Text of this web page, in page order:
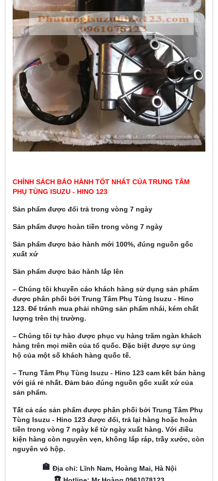
CHÍNH SÁCH BẢO HÀNH TỐT NHẤT CỦA TRUNG TÂM
PHỤ TÙNG ISUZU - HINO 123
Sản phẩm được đổi trả trong vòng 7 ngày
Sản phẩm được hoàn tiền trong vòng 7 ngày
Sản phẩm được bảo hành mới 100%, đúng nguồn gốc
xuất xứ
Sản phẩm được bảo hành lắp lên
– Chúng tôi khuyến cáo khách hàng sử dụng sản phẩm
được phân phối bởi Trung Tâm Phụ Tùng Isuzu - Hino
123. Để tránh mua phải những sản phẩm nhái, kém chất
lượng trên thị trường.
– Chúng tôi tự hào được phục vụ hàng trăm ngàn khách
hàng trên mọi miền của tổ quốc. Đặc biệt được sự ủng
hộ của một số khách hàng quốc tế.
– Trung Tâm Phụ Tùng Isuzu - Hino 123 cam kết bán hàng
với giá rẻ nhất. Đảm bảo đúng nguồn gốc xuất xứ của
sản phẩm.
Tất cả các sản phẩm được phân phối bởi Trung Tâm Phụ
Tùng Isuzu - Hino 123 được đổi, trả lại hàng hoặc hoàn
tiền trong vòng 7 ngày kể từ ngày xuất hàng. Với điều
kiện hàng còn nguyên vẹn, không lắp ráp, trầy xước, còn
nguyên vỏ hộp.
🏫 Địa chỉ: Lĩnh Nam, Hoàng Mai, Hà Nội
☎️